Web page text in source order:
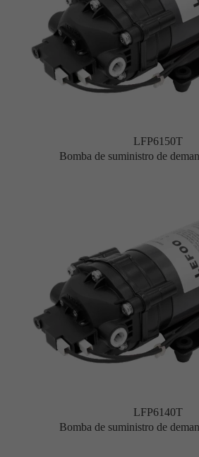
LFP6150T
Bomba de suministro de
LFP6140T
Bomba de suministro de